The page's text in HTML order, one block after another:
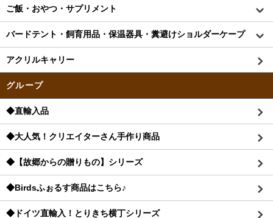
ご飯・おやつ・サプリメント
バードテント・飼育用品・保温器具・糞避けショルダーケープ
アクリルキャリー
グループ
◆直輸入品
◆大人気！クリエイターさん手作り商品
◆【故郷からの贈りもの】シリーズ
◆Birdsふぉるす商品はこちら♪
◆ドイツ直輸入！とりきち横丁シリーズ